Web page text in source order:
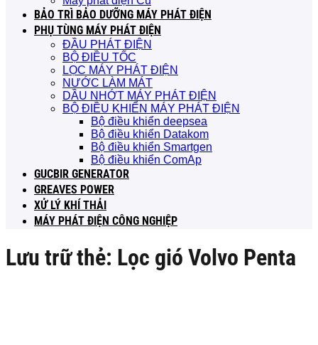
BẢO TRÌ BẢO DƯỠNG MÁY PHÁT ĐIỆN
PHỤ TÙNG MÁY PHÁT ĐIỆN
ĐẦU PHÁT ĐIỆN
BỘ ĐIỀU TỐC
LỌC MÁY PHÁT ĐIỆN
NƯỚC LÀM MÁT
DẦU NHỚT MÁY PHÁT ĐIỆN
BỘ ĐIỀU KHIỂN MÁY PHÁT ĐIỆN
Bộ điều khiển deepsea
Bộ điều khiển Datakom
Bộ điều khiển Smartgen
Bộ điều khiển ComAp
GUCBIR GENERATOR
GREAVES POWER
XỬ LÝ KHÍ THẢI
MÁY PHÁT ĐIỆN CÔNG NGHIỆP
Lưu trữ thẻ: Lọc gió Volvo Penta